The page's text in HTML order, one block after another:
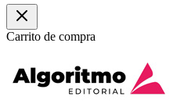
Carrito de compra